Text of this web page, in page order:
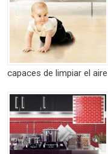
capaces de limpiar el